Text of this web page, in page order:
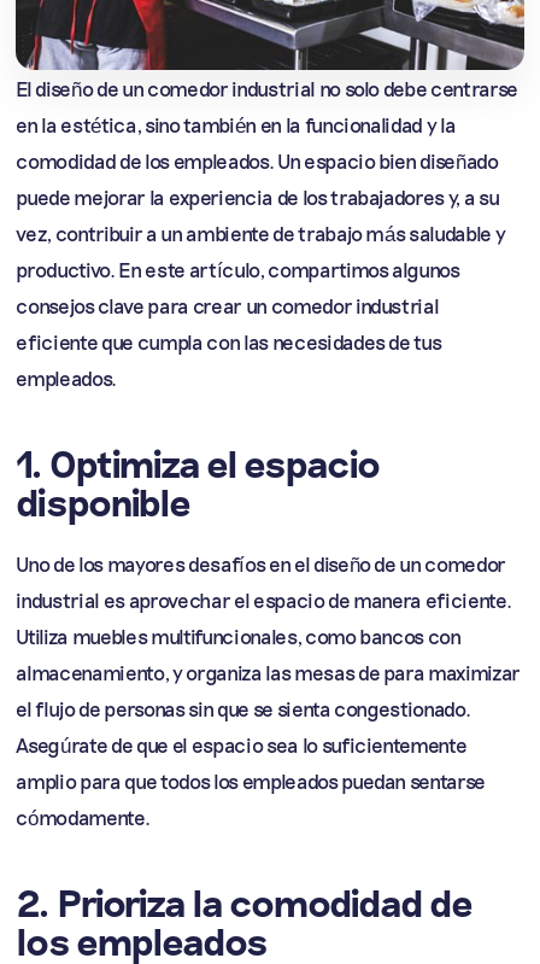
El diseño de un comedor industrial no solo debe centrarse
en la estética, sino también en la funcionalidad y la
comodidad de los empleados. Un espacio bien diseñado
puede mejorar la experiencia de los trabajadores y, a su
vez, contribuir a un ambiente de trabajo más saludable y
productivo. En este artículo, compartimos algunos
consejos clave para crear un comedor industrial
eficiente que cumpla con las necesidades de tus
empleados.
1. Optimiza el espacio
disponible
Uno de los mayores desafíos en el diseño de un comedor
industrial es aprovechar el espacio de manera eficiente.
Utiliza muebles multifuncionales, como bancos con
almacenamiento, y organiza las mesas de para maximizar
el flujo de personas sin que se sienta congestionado.
Asegúrate de que el espacio sea lo suficientemente
amplio para que todos los empleados puedan sentarse
cómodamente.
2. Prioriza la comodidad de
los empleados